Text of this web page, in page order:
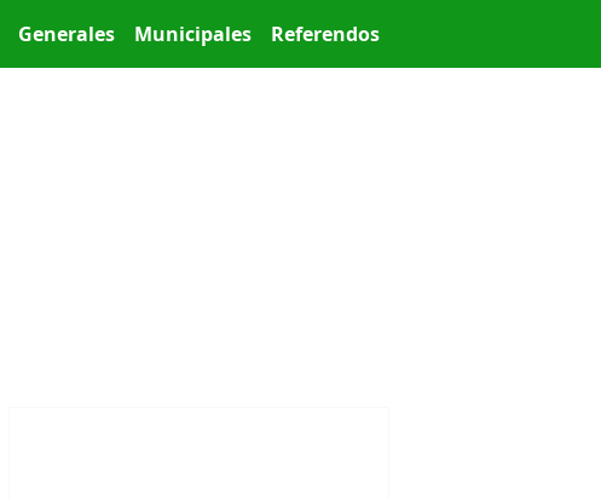
Generales Municipales Referendos